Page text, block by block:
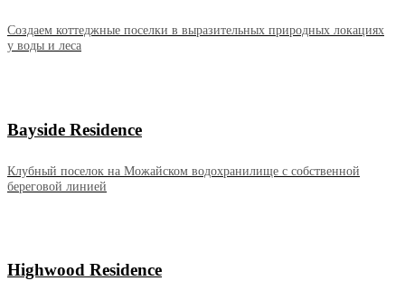
Создаем коттеджные поселки в выразительных природных локациях
у воды и леса
Bayside Residence
Клубный поселок на Можайском водохранилище с собственной
береговой линией
Highwood Residence